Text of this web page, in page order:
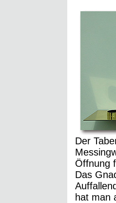
Der
Öffnung
Das
hat man